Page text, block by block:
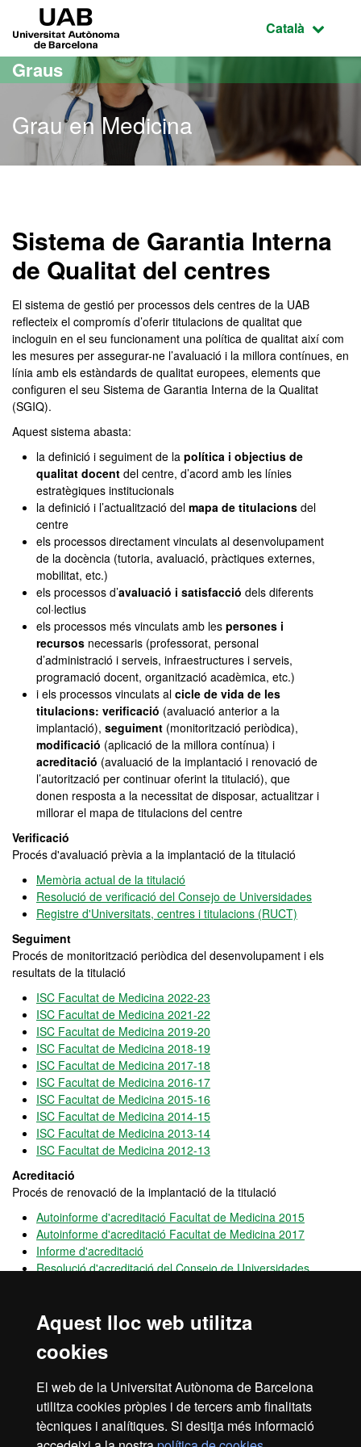
Aquest lloc web utilitza
cookies
El web de la Universitat Autònoma de Barcelona
utilitza cookies pròpies i de tercers amb finalitats
tècniques i analítiques. Si desitja més informació
Ves al contingut principal
Ves a la navegació de la pàgina
Idioma
Català
Graus
Grau en Medicina
Sistema de Garantia Interna
de Qualitat del centres
El sistema de gestió per processos dels centres de la UAB
reflecteix el compromís d’oferir titulacions de qualitat que
incloguin en el seu funcionament una política de qualitat així com
les mesures per assegurar-ne l’avaluació i la millora contínues, en
línia amb els estàndards de qualitat europees, elements que
configuren el seu Sistema de Garantia Interna de la Qualitat
(SGIQ).
Aquest sistema abasta:
la definició i seguiment de la política i objectius de
qualitat docent del centre, d’acord amb les línies
estratègiques institucionals
la definició i l’actualització del mapa de titulacions del
centre
els processos directament vinculats al desenvolupament
de la docència (tutoria, avaluació, pràctiques externes,
mobilitat, etc.)
els processos d’avaluació i satisfacció dels diferents
col·lectius
els processos més vinculats amb les persones i
recursos necessaris (professorat, personal
d’administració i serveis, infraestructures i serveis,
programació docent, organització acadèmica, etc.)
i els processos vinculats al cicle de vida de les
titulacions: verificació (avaluació anterior a la
implantació), seguiment (monitorització periòdica),
modificació (aplicació de la millora contínua) i
acreditació (avaluació de la implantació i renovació de
l’autorització per continuar oferint la titulació), que
donen resposta a la necessitat de disposar, actualitzar i
millorar el mapa de titulacions del centre
Verificació
Procés d'avaluació prèvia a la implantació de la titulació
Memòria actual de la titulació
Resolució de verificació del Consejo de Universidades
Registre d'Universitats, centres i titulacions (RUCT)
Seguiment
Procés de monitorització periòdica del desenvolupament i els
resultats de la titulació
ISC Facultat de Medicina 2022-23
ISC Facultat de Medicina 2021-22
ISC Facultat de Medicina 2019-20
ISC Facultat de Medicina 2018-19
ISC Facultat de Medicina 2017-18
ISC Facultat de Medicina 2016-17
ISC Facultat de Medicina 2015-16
ISC Facultat de Medicina 2014-15
ISC Facultat de Medicina 2013-14
ISC Facultat de Medicina 2012-13
Acreditació
Procés de renovació de la implantació de la titulació
Autoinforme d'acreditació Facultat de Medicina 2015
Autoinforme d'acreditació Facultat de Medicina 2017
Informe d'acreditació
Resolució d'acreditació del Consejo de Universidades
Conjunt de processos que permeten la gestió i seguiment els
diferents aspectes de les titulacions amb l'objectiu estratègic de
garantir la millora continua de les mateixes
Sistema de Garantia Interna de Qualitat
Pla d'Acció Tutorial PAT
Comissió Acadèmica i de Qualitat Docent